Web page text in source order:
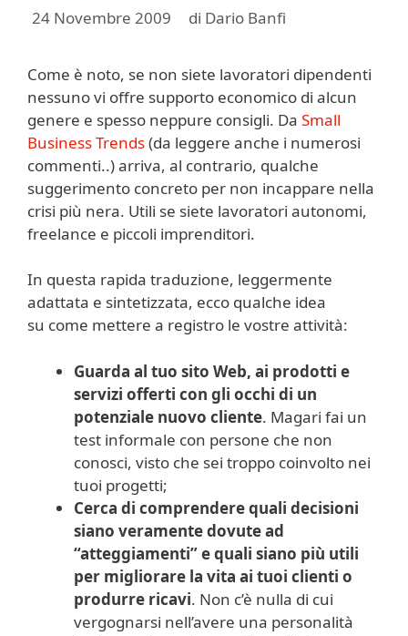
24 Novembre 2009 di Dario Banfi
Come è noto, se non siete lavoratori dipendenti
nessuno vi offre supporto economico di alcun
genere e spesso neppure consigli. Da Small
Business Trends(da leggere anche i numerosi
commenti..) arriva, al contrario, qualche
suggerimento concreto per non incappare nella
crisi più nera. Utili se siete lavoratori autonomi,
freelance e piccoli imprenditori.
In questa rapida traduzione, leggermente
adattata e sintetizzata, ecco qualche idea
su come mettere a registro le vostre attività:
Guarda al tuo sito Web, ai prodotti e
servizi offerti con gli occhi di un
potenziale nuovo cliente. Magari fai un
test informale con persone che non
conosci, visto che sei troppo coinvolto nei
tuoi progetti;
Cerca di comprendere quali decisioni
siano veramente dovute ad
“atteggiamenti” e quali siano più utili
per migliorare la vita ai tuoi clienti o
produrre ricavi. Non c’è nulla di cui
vergognarsi nell’avere una personalità